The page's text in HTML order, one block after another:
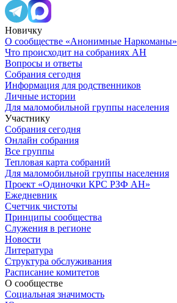
Новичку
О сообществе «Анонимные Наркоманы»
Что происходит на собраниях АН
Вопросы и ответы
Собрания сегодня
Информация для родственников
Личные истории
Для маломобильной группы населения
Участнику
Собрания сегодня
Онлайн собрания
Все группы
Тепловая карта собраний
Для маломобильной группы населения
Проект «Одиночки КРС РЗФ АН»
Ежедневник
Счетчик чистоты
Принципы сообщества
Служения в регионе
Новости
Литература
Структура обслуживания
Расписание комитетов
О сообществе
Социальная значимость